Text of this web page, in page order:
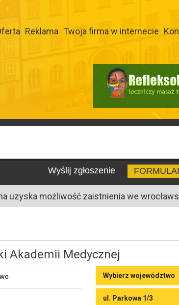
Reklama Twoja firma w internecie
Wyślij zgłoszenie
uzyska możliwość zaistnienia we
Akademii Medycznej
Wybierz województwo
ul. Parkowa 1/3